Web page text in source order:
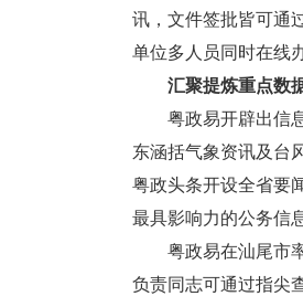
讯，文件签批皆可通
单位多人员同时在线
汇聚提炼重点数
粤政易开辟出信息
东涵括气象资讯及台
粤政头条开设全省要
最具影响力的公务信
粤政易在汕尾市率
负责同志可通过指尖